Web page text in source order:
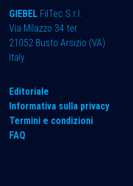
GIEBEL FilTec S.r.l.
Via Milazzo 34 ter ​
21052 Busto Arsizio (VA)
Italy
Editoriale
Informativa sulla privacy
Termini e condizioni
FAQ